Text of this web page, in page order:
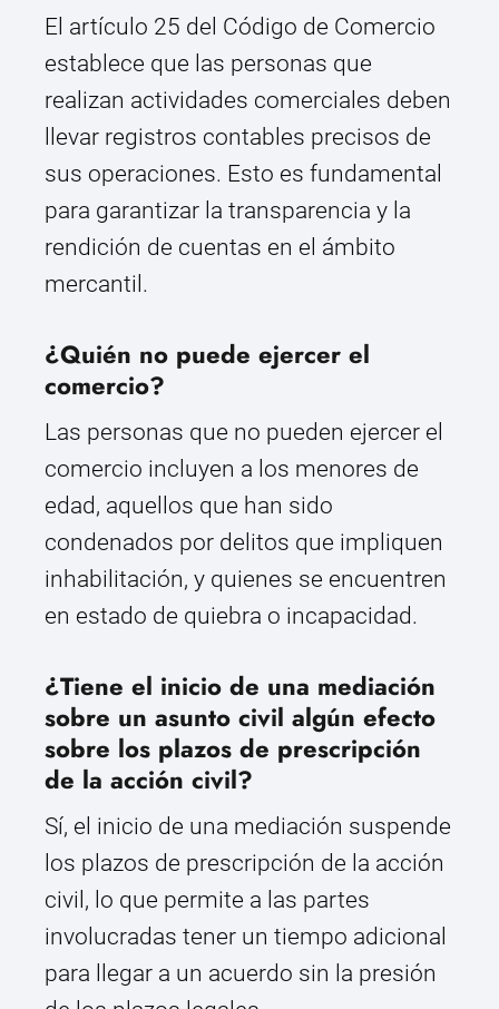
El artículo 25 del Código de Comercio
establece que las personas que
realizan actividades comerciales deben
llevar registros contables precisos de
sus operaciones. Esto es fundamental
para garantizar la transparencia y la
rendición de cuentas en el ámbito
mercantil.
¿Quién no puede ejercer el
comercio?
Las personas que no pueden ejercer el
comercio incluyen a los menores de
edad, aquellos que han sido
condenados por delitos que impliquen
inhabilitación, y quienes se encuentren
en estado de quiebra o incapacidad.
¿Tiene el inicio de una mediación
sobre un asunto civil algún efecto
sobre los plazos de prescripción
de la acción civil?
Sí, el inicio de una mediación suspende
los plazos de prescripción de la acción
civil, lo que permite a las partes
involucradas tener un tiempo adicional
para llegar a un acuerdo sin la presión